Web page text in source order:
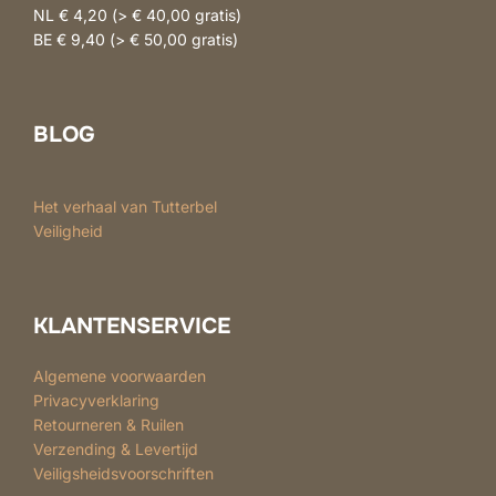
NL € 4,20 (> € 40,00 gratis)
BE € 9,40 (> € 50,00 gratis)
BLOG
Het verhaal van Tutterbel
Veiligheid
KLANTENSERVICE
Algemene voorwaarden
Privacyverklaring
Retourneren & Ruilen
Verzending & Levertijd
Veiligsheidsvoorschriften